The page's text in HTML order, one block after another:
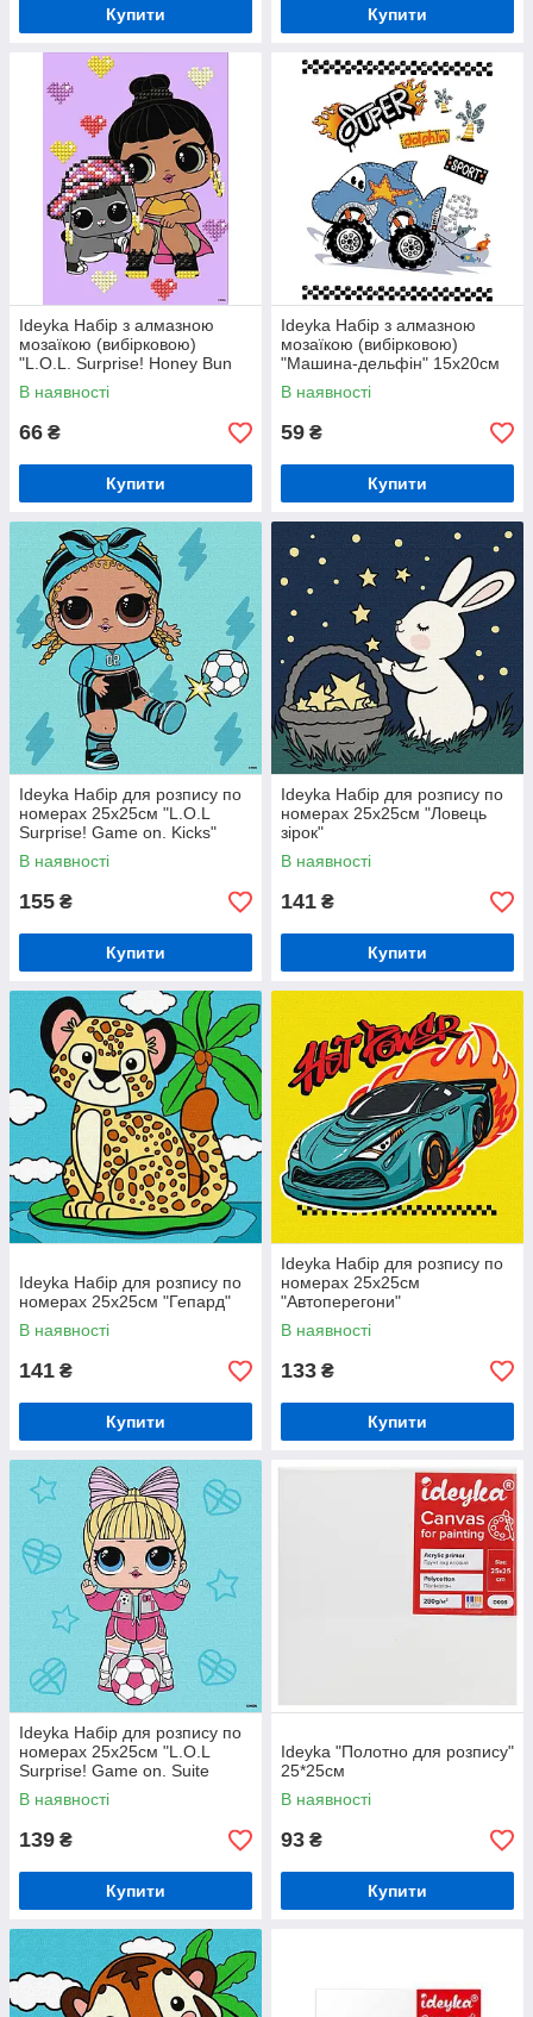
Купити Купити
Ideyka Набір з алмазною
мозаїкою (вибірковою)
"L.O.L. Surprise! Honey Bun
With Bunny Hun" 15x20см
В наявності
66 ₴
Купити
Ideyka Набір з алмазною
мозаїкою (вибірковою)
"Машина-дельфін" 15x20см
В наявності
59 ₴
Купити
Ideyka Набір для розпису по
номерах 25х25см "L.O.L
Surprise! Game on. Kicks"
В наявності
155 ₴
Купити
Ideyka Набір для розпису по
номерах 25х25см "Ловець
зірок"
В наявності
141 ₴
Купити
Ideyka Набір для розпису по
номерах 25х25см "Гепард"
В наявності
141 ₴
Купити
Ideyka Набір для розпису по
номерах 25х25см
"Автоперегони"
В наявності
133 ₴
Купити
Ideyka Набір для розпису по
номерах 25х25см "L.O.L
Surprise! Game on. Suite
Princess"
В наявності
139 ₴
Купити
Ideyka "Полотно для розпису"
25*25см
В наявності
93 ₴
Купити